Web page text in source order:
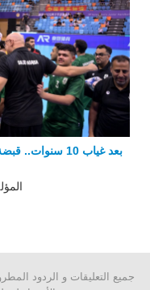
بعد غياب 10
جميع التعليقات و الردود